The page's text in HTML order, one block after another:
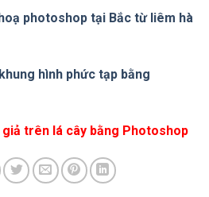
photoshop tại Bắc từ liêm hà
hình phức tạp bằng
trên lá cây bằng Photoshop